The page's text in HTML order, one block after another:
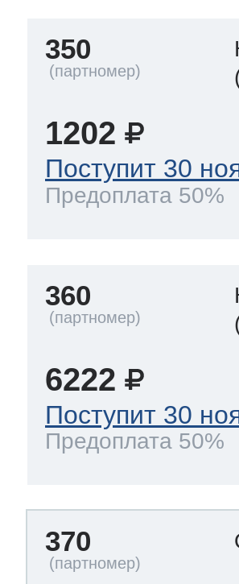
350
1202
Поступит 30
Предоплата 50%
360
6222
Поступит 30
Предоплата 50%
370